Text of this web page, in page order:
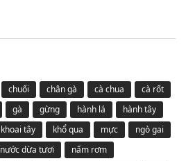
chuối chân gà cà chua
cà rốt
gà gừng hành lá
hành tây
khoai tây khổ qua mực
ngò gai
nước dừa tươi
nấm rơm